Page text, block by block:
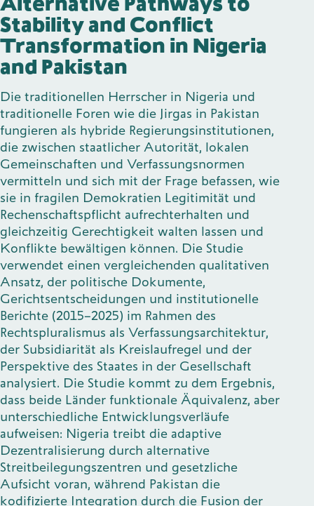
Stability and Conflict
Transformation in Nigeria
and Pakistan
Die traditionellen Herrscher in Nigeria und
traditionelle Foren wie die Jirgas in Pakistan
fungieren als hybride Regierungsinstitutionen,
die zwischen staatlicher Autorität, lokalen
Gemeinschaften und Verfassungsnormen
vermitteln und sich mit der Frage befassen, wie
sie in fragilen Demokratien Legitimität und
Rechenschaftspflicht aufrechterhalten und
gleichzeitig Gerechtigkeit walten lassen und
Konflikte bewältigen können. Die Studie
verwendet einen vergleichenden qualitativen
Ansatz, der politische Dokumente,
Gerichtsentscheidungen und institutionelle
Berichte (2015–2025) im Rahmen des
Rechtspluralismus als Verfassungsarchitektur,
der Subsidiarität als Kreislaufregel und der
Perspektive des Staates in der Gesellschaft
analysiert. Die Studie kommt zu dem Ergebnis,
dass beide Länder funktionale Äquivalenz, aber
unterschiedliche Entwicklungsverläufe
aufweisen: Nigeria treibt die adaptive
Dezentralisierung durch alternative
Streitbeilegungszentren und gesetzliche
Aufsicht voran, während Pakistan die
kodifizierte Integration durch die Fusion der